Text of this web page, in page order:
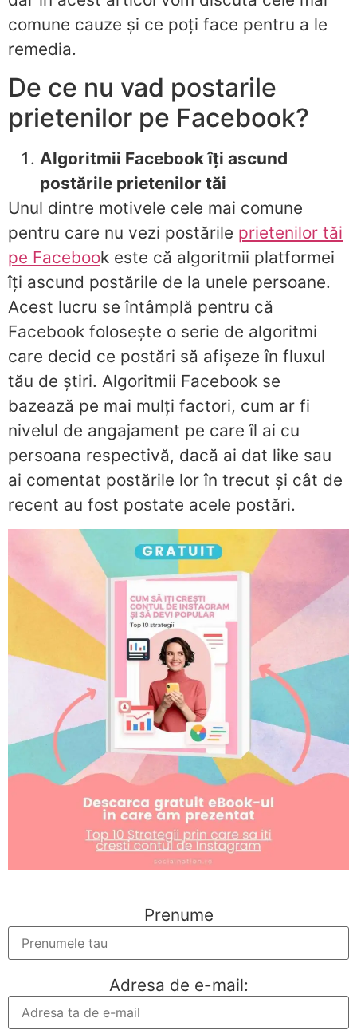
comune cauze și ce poți face pentru a le
remedia.
De ce nu vad postarile
prietenilor pe Facebook?
Algoritmii Facebook îți ascund
postările prietenilor tăi
Unul dintre motivele cele mai comune
pentru care nu vezi postările prietenilor tăi
pe Facebook este că algoritmii platformei
îți ascund postările de la unele persoane.
Acest lucru se întâmplă pentru că
Facebook folosește o serie de algoritmi
care decid ce postări să afișeze în fluxul
tău de știri. Algoritmii Facebook se
bazează pe mai mulți factori, cum ar fi
nivelul de angajament pe care îl ai cu
persoana respectivă, dacă ai dat like sau
ai comentat postările lor în trecut și cât de
recent au fost postate acele postări.
Prenume
Adresa de e-mail: